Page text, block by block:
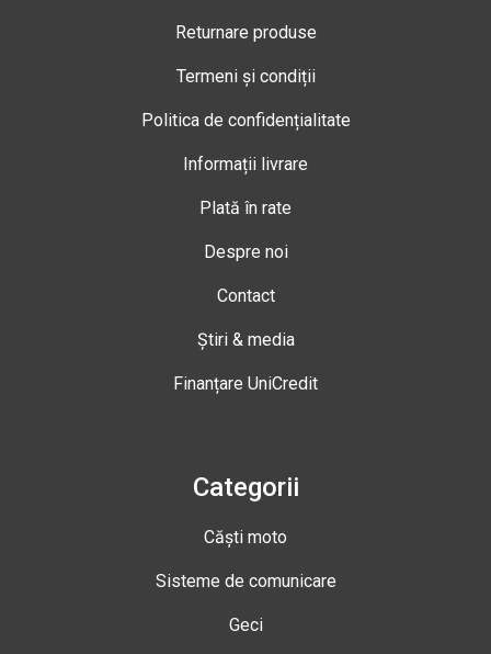
Returnare produse
Termeni și condiții
Politica de confidențialitate
Informații livrare
Plată în rate
Despre noi
Contact
Știri & media
Finanțare UniCredit
Categorii
Căști moto
Sisteme de comunicare
Geci